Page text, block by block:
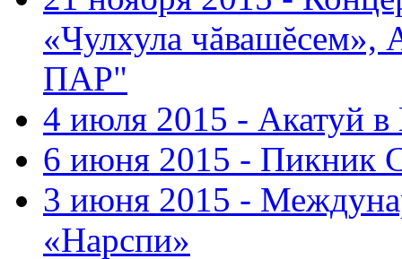
«Чулхула
ПАР"
4 июля 2015 - Акатуй
6 июня 2015 - Пикник
3 июня 2015 -
«Нарспи»